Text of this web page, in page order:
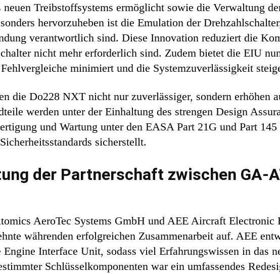
Treibstoffsystems ermöglicht sowie die Verwaltung
hervorzuheben ist die Emulation der
verantwortlich sind. Diese Innovation reduziert die
nicht mehr erforderlich sind. Zudem bietet die EIU
minimiert und die Systemzuverlässigkeit
die Do228 NXT nicht nur zuverlässiger, sondern erhöhen
werden unter der Einhaltung des strengen Design
und Wartung unter den EASA Part 21G und Part
sicherstellt.
der Partnerschaft zwischen GA-
AeroTec Systems GmbH und AEE Aircraft Electronic
währenden erfolgreichen Zusammenarbeit auf. AEE
Interface Unit, sodass viel Erfahrungswissen in das
Schlüsselkomponenten war ein umfassendes